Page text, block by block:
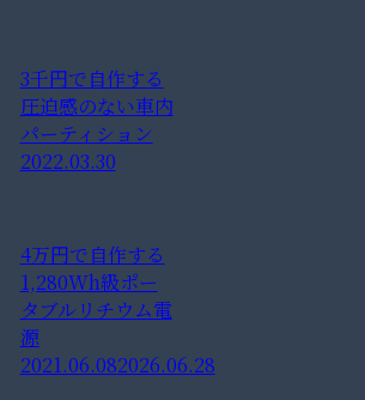
3千円で自作する
圧迫感のない車内
パーティション
2022.03.30
4万円で自作する
1,280Wh級ポー
タブルリチウム電
源
2021.06.082026.06.28